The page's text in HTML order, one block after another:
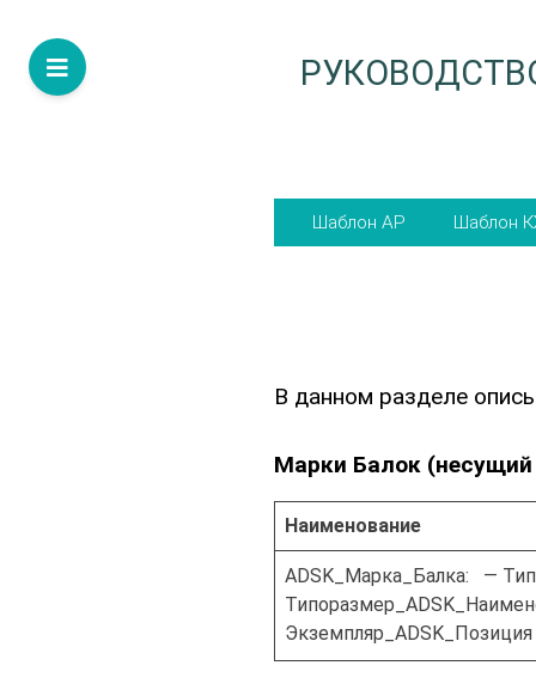
Skip
Шаблон Шаблон
В данном разделе
Марки Балок (несущий
Наименование
ADSK_Марка_Балка: —
Экземпляр_ADSK_Позиция